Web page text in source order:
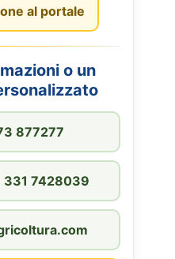
al portale
o un
877277
331 7428039